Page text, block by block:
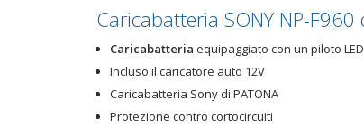
Caricabatteria SONY NP-F960
Caricabatteria equipaggiato con un piloto
Incluso il caricatore auto 12V
Caricabatteria Sony di PATONA
Protezione contro cortocircuiti